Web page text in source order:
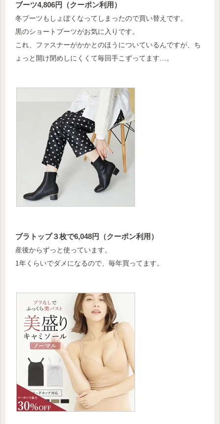
ブーツ4,806円（クーポン利用）
冬ブーツもしょぼくなってしまったので買い替えです。
黒のショートブーツがお気に入りです。
これ、ファスナーがかかとのほうについているんですが、ち
ょっと開け閉めしにくくて毎回手こずってます…。
ブラトップ３枚で6,048円（クーポン利用）
産後からずっと使っています。
1年くらいでダメになるので、毎年買ってます。